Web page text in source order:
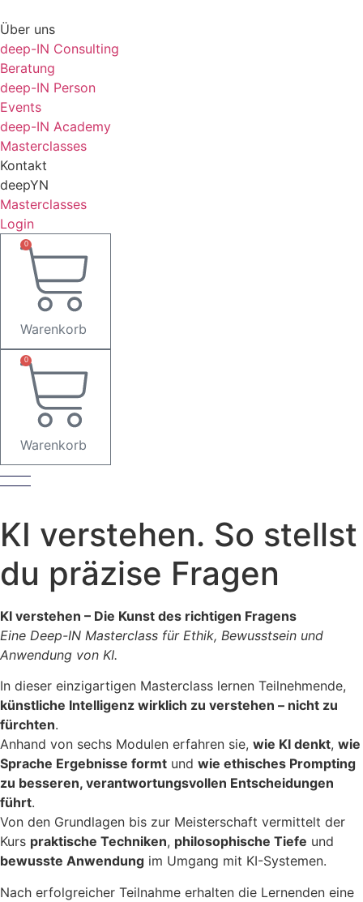
Inhalt
springen
Über uns
deep-IN Consulting
Beratung
deep-IN Person
Events
deep-IN Academy
Masterclasses
Kontakt
deepYN
Masterclasses
Login
0
Warenkorb
0
Warenkorb
KI verstehen. So stellst
du präzise Fragen
KI verstehen – Die Kunst des richtigen Fragens
Eine Deep-IN Masterclass für Ethik, Bewusstsein und
Anwendung von KI.
In dieser einzigartigen Masterclass lernen Teilnehmende,
künstliche Intelligenz wirklich zu verstehen – nicht zu
fürchten.
Anhand von sechs Modulen erfahren sie, wie KI denkt, wie
Sprache Ergebnisse formt und wie ethisches Prompting
zu besseren, verantwortungsvollen Entscheidungen
führt.
Von den Grundlagen bis zur Meisterschaft vermittelt der
Kurs praktische Techniken, philosophische Tiefe und
bewusste Anwendung im Umgang mit KI-Systemen.
Nach erfolgreicher Teilnahme erhalten die Lernenden eine